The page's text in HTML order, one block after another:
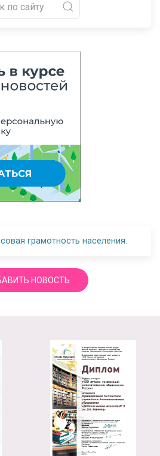
грамотность населения.
НОВОСТЬ